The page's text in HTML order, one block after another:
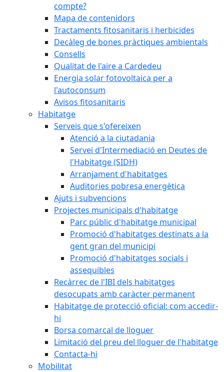
compte?
Mapa de contenidors
Tractaments fitosanitaris i herbicides
Decàleg de bones pràctiques ambientals
Consells
Qualitat de l'aire a Cardedeu
Energia solar fotovoltaica per a
l'autoconsum
Avisos fitosanitaris
Habitatge
Serveis que s'ofereixen
Atenció a la ciutadania
Servei d'Intermediació en Deutes de
l'Habitatge (SIDH)
Arranjament d'habitatges
Auditories pobresa energètica
Ajuts i subvencions
Projectes municipals d'habitatge
Parc públic d'habitatge municipal
Promoció d'habitatges destinats a la
gent gran del municipi
Promoció d'habitatges socials i
assequibles
Recàrrec de l'IBI dels habitatges
desocupats amb caràcter permanent
Habitatge de protecció oficial: com accedir-
hi
Borsa comarcal de lloguer
Limitació del preu del lloguer de l'habitatge
Contacta-hi
Mobilitat